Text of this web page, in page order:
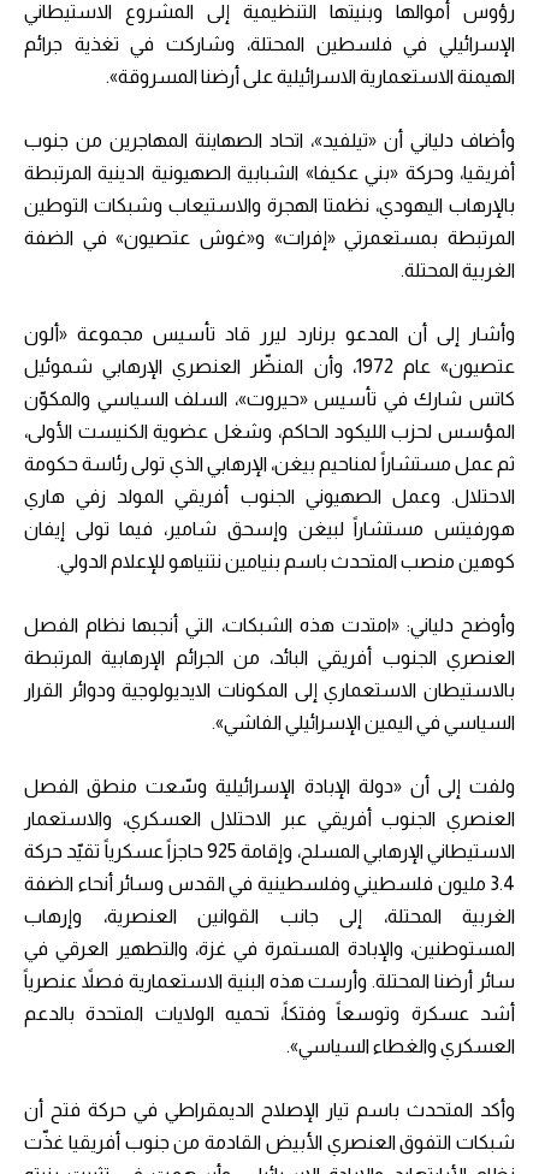
رؤوس أموالها وبنيتها التنظيمية إلى المشروع الاستيطاني
الإسرائيلي في فلسطين المحتلة، وشاركت في تغذية جرائم
الهيمنة الاستعمارية الاسرائيلية على أرضنا المسروقة».
وأضاف دلياني أن «تيلفيد»، اتحاد الصهاينة المهاجرين من جنوب
أفريقيا، وحركة «بني عكيفا» الشبابية الصهيونية الدينية المرتبطة
بالإرهاب اليهودي، نظمتا الهجرة والاستيعاب وشبكات التوطين
المرتبطة بمستعمرتي «إفرات» و«غوش عتصيون» في الضفة
الغربية المحتلة.
وأشار إلى أن المدعو برنارد ليرر قاد تأسيس مجموعة «ألون
عتصيون» عام 1972، وأن المنظّر العنصري الإرهابي شموئيل
كاتس شارك في تأسيس «حيروت»، السلف السياسي والمكوّن
المؤسس لحزب الليكود الحاكم، وشغل عضوية الكنيست الأولى،
ثم عمل مستشاراً لمناحيم بيغن، الإرهابي الذي تولى رئاسة حكومة
الاحتلال. وعمل الصهيوني الجنوب أفريقي المولد زفي هاري
هورفيتس مستشاراً لبيغن وإسحق شامير، فيما تولى إيفان
كوهين منصب المتحدث باسم بنيامين نتنياهو للإعلام الدولي.
وأوضح دلياني: «امتدت هذه الشبكات، التي أنجبها نظام الفصل
العنصري الجنوب أفريقي البائد، من الجرائم الإرهابية المرتبطة
بالاستيطان الاستعماري إلى المكونات الايديولوجية ودوائر القرار
السياسي في اليمين الإسرائيلي الفاشي».
ولفت إلى أن «دولة الإبادة الإسرائيلية وسّعت منطق الفصل
العنصري الجنوب أفريقي عبر الاحتلال العسكري، والاستعمار
الاستيطاني الإرهابي المسلح، وإقامة 925 حاجزاً عسكرياً تقيّد حركة
3.4 مليون فلسطيني وفلسطينية في القدس وسائر أنحاء الضفة
الغربية المحتلة، إلى جانب القوانين العنصرية، وإرهاب
المستوطنين، والإبادة المستمرة في غزة، والتطهير العرقي في
سائر أرضنا المحتلة. وأرست هذه البنية الاستعمارية فصلاً عنصرياً
أشد عسكرة وتوسعاً وفتكاً، تحميه الولايات المتحدة بالدعم
العسكري والغطاء السياسي».
وأكد المتحدث باسم تيار الإصلاح الديمقراطي في حركة فتح أن
شبكات التفوق العنصري الأبيض القادمة من جنوب أفريقيا غذّت